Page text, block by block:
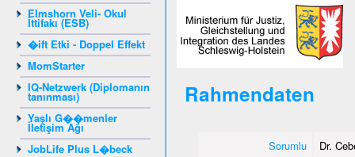
Elmshorn Veli- Okul
İttifakı (ESB)
�ift Etki - Doppel Effekt
MomStarter
IQ-Netzwerk (Diplomanın
tanınması)
Yaşlı G��menler
İletişim Ağı
JobLife Plus L�beck
Rahmendaten
Sorumlu
Dr.